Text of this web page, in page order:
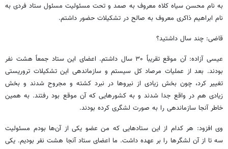
به نام محسن سیاه کلاه معروف به صمد و تحت مسئولیت مسئول ستاد فردی به
نام ابراهیم ذاکری معروف به صالح در تشکیلات حضور داشتم.
قاضی: چند سال داشتید؟
عیسی آزاده: آن موقع تقریباً ۳۰ سال داشتم. اعضای این ستاد جمعاً هشت نفر
بودند. بعد از عملیات مرصاد کل سیستم و سازماندهی این تشکیلات تروریستی
تغییر کرد، چون بخش زیادی از نیروها در نبرد کشته و مجروح شدند و بخش
زیادی هم در واقع جدا شدند و به کشورهایی که آن موقع بود رفتند. به همین
خاطر آنجا سازماندهی را به صورت لشگری کرده بودند.
وی افزود: هر کدام از این ستادهایی که من عضو یکی از آن‌ها بودم مسئولیت
سه تا از آن لشگرها را بر عهده داشت. ما اعضای ستاد آنجا هشت نفر بودیم. یکی